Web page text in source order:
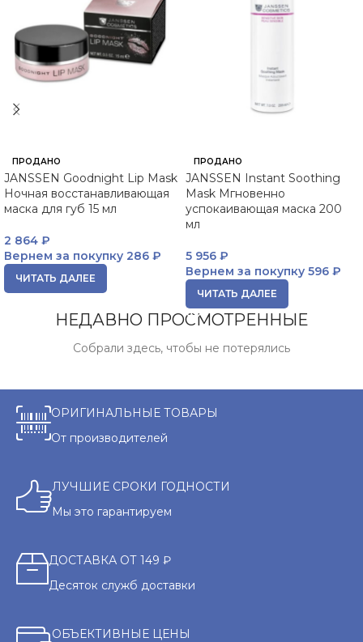
ПРОДАНО
JANSSEN Goodnight Lip Mask
Ночная восстанавливающая
маска для губ 15 мл
2 864 ₽
Вернем за покупку 286 ₽
ЧИТАТЬ ДАЛЕЕ
ПРОДАНО
JANSSEN Instant Soothing
Mask Мгновенно
успокаивающая маска 200
мл
5 956 ₽
Вернем за покупку 596 ₽
ЧИТАТЬ ДАЛЕЕ
НЕДАВНО ПРОСМОТРЕННЫЕ
Собрали здесь, чтобы не потерялись
ОРИГИНАЛЬНЫЕ ТОВАРЫ
От производителей
ЛУЧШИЕ СРОКИ ГОДНОСТИ
Мы это гарантируем
ДОСТАВКА ОТ 149 ₽
Десяток служб доставки
ОБЪЕКТИВНЫЕ ЦЕНЫ